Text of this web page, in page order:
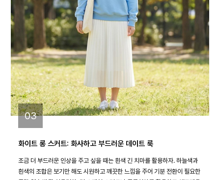
03
화이트 롱 스커트: 화사하고 부드러운 데이트 룩
조금 더 부드러운 인상을 주고 싶을 때는 흰색 긴 치마를 활용하자. 하늘색과
흰색의 조합은 보기만 해도 시원하고 깨끗한 느낌을 주어 기분 전환이 필요한